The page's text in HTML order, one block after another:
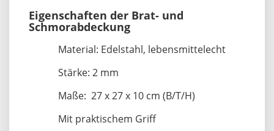
Eigenschaften der Brat- und
Schmorabdeckung
Material: Edelstahl, lebensmittelecht
Stärke: 2 mm
Maße: 27 x 27 x 10 cm (B/T/H)
Mit praktischem Griff